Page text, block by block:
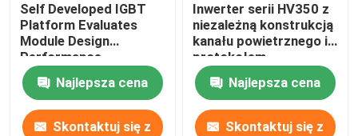
Self Developed IGBT
Platform Evaluates
Module Design
Performance
Najlepsza cena
Skontaktuj się z
Inwerter serii HV350 z
niezależną konstrukcją
kanału powietrznego i
protokołem
komunikacji Modbus
RTU 50Hz/60Hz±5%
częstotliwości wejścia
Najlepsza cena
Skontaktuj się z